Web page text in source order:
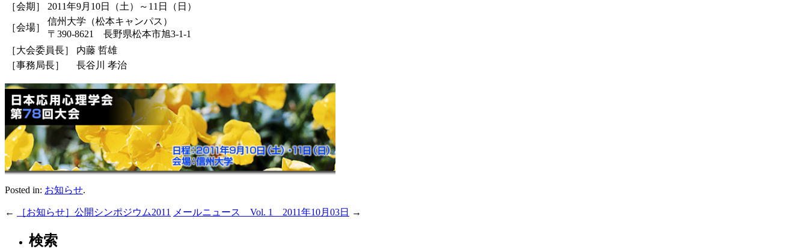
［会期］
2011年9月10日（土）～11日（日）
［会場］
信州大学（松本キャンパス）
〒390-8621 長野県松本市旭3-1-1
［大会委員長］
内藤 哲雄
［事務局長］
長谷川 孝治
Posted in: お知らせ.
← ［お知らせ］公開シンポジウム2011 メールニュース Vol. 1 2011年10月03日 →
検索